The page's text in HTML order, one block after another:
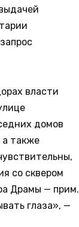
власти
домов
а также
со сквером
Драмы — прим.
глаза», —